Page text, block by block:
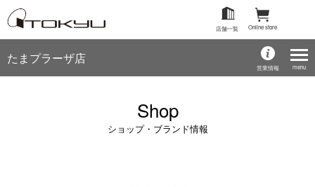
Online store
店舗一覧
たまプラーザ店
営業情報
Shop
ショップ・ブランド情報
menu